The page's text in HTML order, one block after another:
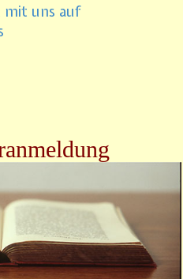
mit uns auf